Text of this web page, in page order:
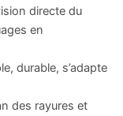
directe du
en
durable, s’adapte
des rayures et